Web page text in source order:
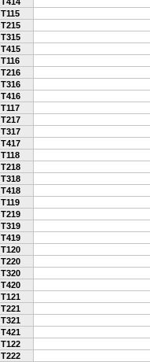
T115
T215
T315
T415
T116
T216
T316
T416
T117
T217
T317
T417
T118
T218
T318
T418
T119
T219
T319
T419
T120
T220
T320
T420
T121
T221
T321
T421
T122
T222